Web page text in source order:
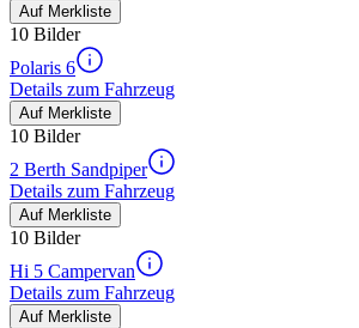
Auf Merkliste
10 Bilder
Polaris 6
Details zum Fahrzeug
Auf Merkliste
10 Bilder
2 Berth Sandpiper
Details zum Fahrzeug
Auf Merkliste
10 Bilder
Hi 5 Campervan
Details zum Fahrzeug
Auf Merkliste